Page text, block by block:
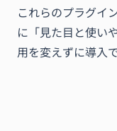
これらのプラグイ
に「見た目と使い
用を変えずに導入